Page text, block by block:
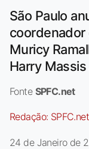
São Paulo
coordenador
Muricy
Harry
Fonte SPFC.net
Redação: SPFC.net
24 de Janeiro de